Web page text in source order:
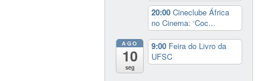
20:00Cineclube África
no Cinema: ‘Coc...
AGO
10
seg
9:00 Feira do Livro da
UFSC